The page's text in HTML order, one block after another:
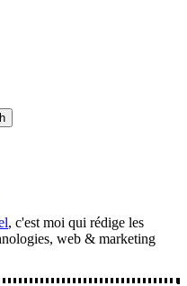
, c'est moi qui rédige les
web & marketing